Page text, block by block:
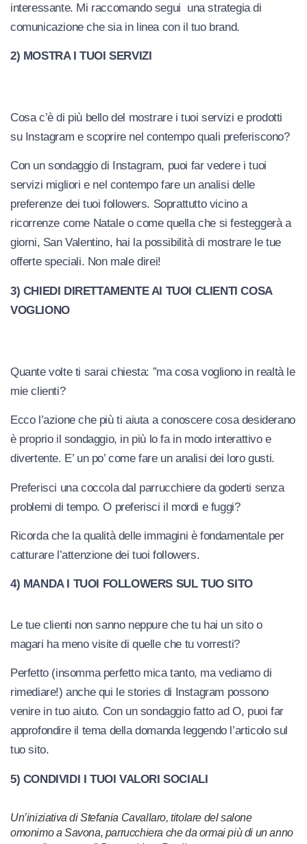
interessante. Mi raccomando segui una strategia di
comunicazione che sia in linea con il tuo brand.
2) MOSTRA I TUOI SERVIZI
Cosa c’è di più bello del mostrare i tuoi servizi e prodotti
su Instagram e scoprire nel contempo quali preferiscono?
Con un sondaggio di Instagram, puoi far vedere i tuoi
servizi migliori e nel contempo fare un analisi delle
preferenze dei tuoi followers. Soprattutto vicino a
ricorrenze come Natale o come quella che si festeggerà a
giorni, San Valentino, hai la possibilità di mostrare le tue
offerte speciali. Non male direi!
3) CHIEDI DIRETTAMENTE AI TUOI CLIENTI COSA
VOGLIONO
Quante volte ti sarai chiesta: ”ma cosa vogliono in realtà le
mie clienti?
Ecco l’azione che più ti aiuta a conoscere cosa desiderano
è proprio il sondaggio, in più lo fa in modo interattivo e
divertente. E’ un po’ come fare un analisi dei loro gusti.
Preferisci una coccola dal parrucchiere da goderti senza
problemi di tempo. O preferisci il mordi e fuggi?
Ricorda che la qualità delle immagini è fondamentale per
catturare l’attenzione dei tuoi followers.
4) MANDA I TUOI FOLLOWERS SUL TUO SITO
Le tue clienti non sanno neppure che tu hai un sito o
magari ha meno visite di quelle che tu vorresti?
Perfetto (insomma perfetto mica tanto, ma vediamo di
rimediare!) anche qui le stories di Instagram possono
venire in tuo aiuto. Con un sondaggio fatto ad O, puoi far
approfondire il tema della domanda leggendo l’articolo sul
tuo sito.
5) CONDIVIDI I TUOI VALORI SOCIALI
Un’iniziativa di Stefania Cavallaro, titolare del salone
omonimo a Savona, parrucchiera che da ormai più di un anno